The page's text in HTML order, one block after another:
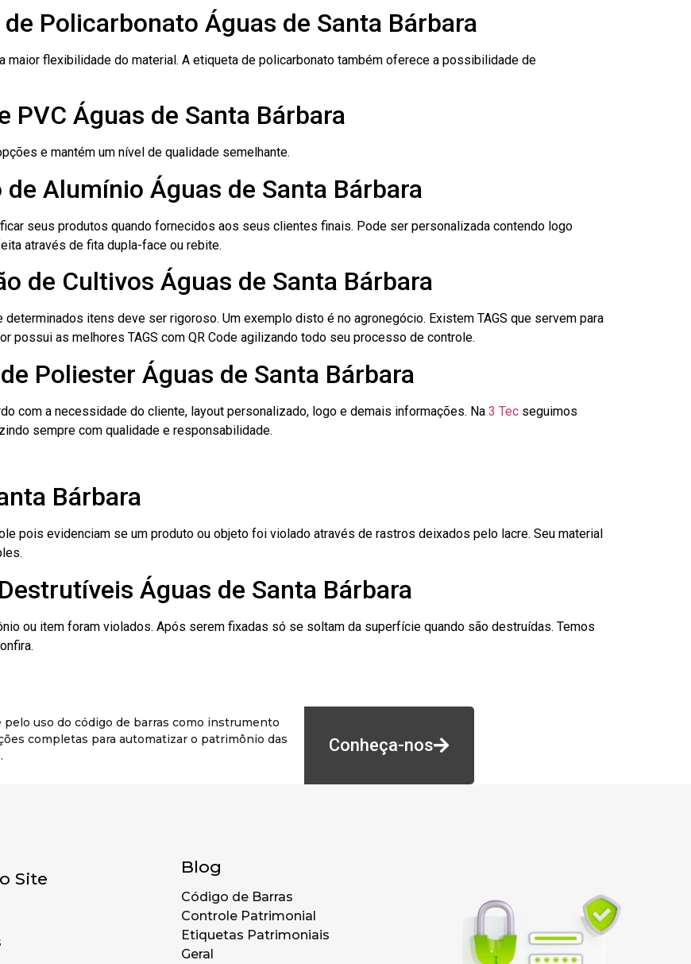
Policarbonato Águas de Santa Bárbara
maior flexibilidade do material. A etiqueta de policarbonato também oferece a possibilidade de
PVC Águas de Santa Bárbara
e mantém um nível de qualidade semelhante.
Alumínio Águas de Santa Bárbara
seus produtos quando fornecidos aos seus clientes finais. Pode ser personalizada contendo logo
através de fita dupla-face ou rebite.
de Cultivos Águas de Santa Bárbara
itens deve ser rigoroso. Um exemplo disto é no agronegócio. Existem TAGS que servem para
possui as melhores TAGS com QR Code agilizando todo seu processo de controle.
Poliester Águas de Santa Bárbara
com a necessidade do cliente, layout personalizado, logo e demais informações. Na 3 Tec seguimos
sempre com qualidade e responsabilidade.
Bárbara
pois evidenciam se um produto ou objeto foi violado através de rastros deixados pelo lacre. Seu material
Águas de Santa Bárbara
ou item foram violados. Após serem fixadas só se soltam da superfície quando são destruídas. Temos
uso do código de barras como instrumento
completas para automatizar o patrimônio das
Conheça-nos
Site
Blog
Código de Barras
Controle Patrimonial
Etiquetas Patrimoniais
Geral